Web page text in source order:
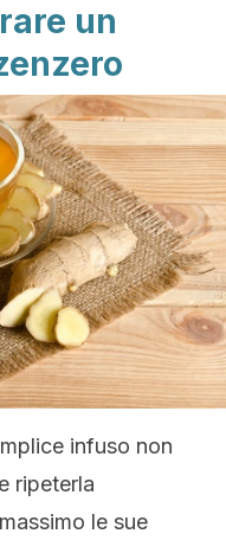
un
infuso non
ripeterla
le sue